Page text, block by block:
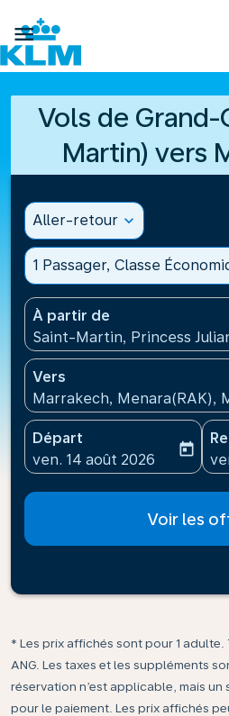

Vols de Grand-
Martin) vers
Aller-retour expand_more
1 Passager, Classe
À partir de
Saint-Martin, Princess
Vers
Marrakech, Menara(RAK),
Départ
fc-booking-departure-
ven. 14 août 2026
today
Voir les
* Les prix affichés sont pour 1
ANG. Les taxes et les suppléments
réservation n’est applicable, mais
pour le paiement. Les prix affichés